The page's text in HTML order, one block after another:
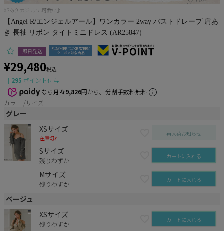
XSあり!カジュアル可愛い♪
【Angel R/エンジェルアール】ワンカラー 2way バストドレープ 肩あ
き 長袖 リボン タイトミニドレス (AR25847)
即日発送
¥29,480税込
[ 295 ポイント付与 ]
なら月々9,826円から。分割手数料無料
カラー
サイズ
グレー
XSサイズ
在庫切れ
再入荷お知らせ
Sサイズ
残りわずか カートに入れる
Mサイズ
残りわずか カートに入れる
ベージュ
XSサイズ
残りわずか カートに入れる